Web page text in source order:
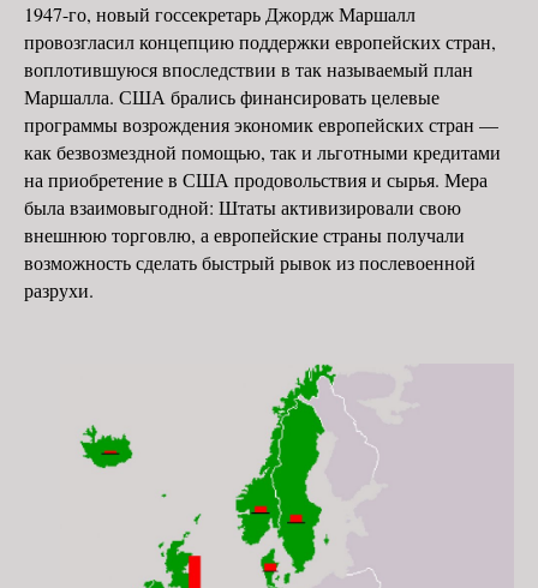
1947-го, новый госсекретарь Джордж Маршалл
провозгласил концепцию поддержки европейских стран,
воплотившуюся впоследствии в так называемый план
Маршалла. США брались финансировать целевые
программы возрождения экономик европейских стран —
как безвозмездной помощью, так и льготными кредитами
на приобретение в США продовольствия и сырья. Мера
была взаимовыгодной: Штаты активизировали свою
внешнюю торговлю, а европейские страны получали
возможность сделать быстрый рывок из послевоенной
разрухи.